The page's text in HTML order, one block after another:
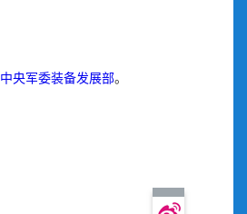
中央军委装备发展部。